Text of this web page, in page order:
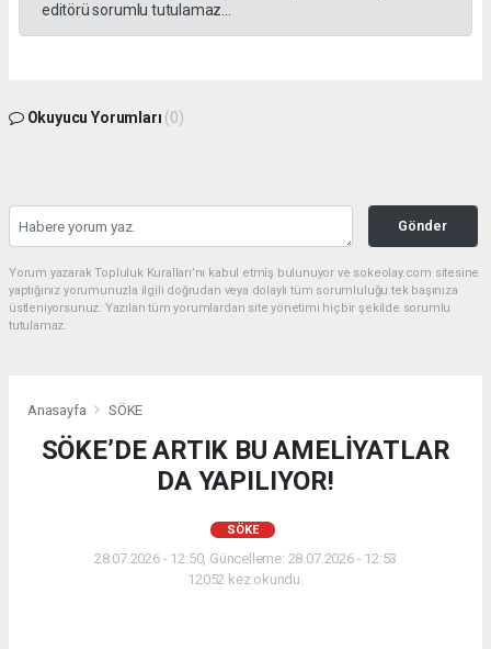
editörü sorumlu tutulamaz...
Okuyucu Yorumları (0)
Gönder
Yorum yazarak Topluluk Kuralları’nı kabul etmiş bulunuyor ve sokeolay.com sitesine
yaptığınız yorumunuzla ilgili doğrudan veya dolaylı tüm sorumluluğu tek başınıza
üstleniyorsunuz. Yazılan tüm yorumlardan site yönetimi hiçbir şekilde sorumlu
tutulamaz.
Anasayfa SÖKE
SÖKE’DE ARTIK BU AMELİYATLAR
DA YAPILIYOR!
SÖKE
28.07.2026 - 12:50, Güncelleme: 28.07.2026 - 12:53
12052 kez okundu.